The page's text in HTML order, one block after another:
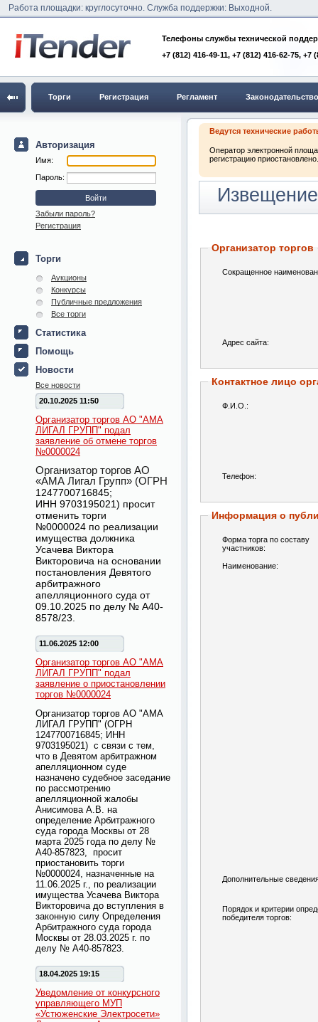
Работа площадки: круглосуточно. Служба поддержки: Выходной.
Телефоны службы технической
+7 (812) 416-49-11, +7 (812) 416-62-75, +7
Торги Регистрация Регламент Законодательство
Авторизация
Имя:
Пароль:
Забыли пароль?
Регистрация
Торги
Аукционы
Конкурсы
Публичные предложения
Все торги
Статистика
Помощь
Новости
Все новости
20.10.2025 11:50
Организатор торгов АО "АМА
ЛИГАЛ ГРУПП" подал
заявление об отмене торгов
№0000024
Организатор торгов АО
«АМА Лигал Групп» (ОГРН
1247700716845;
ИНН 9703195021) просит
отменить торги
№0000024 по реализации
имущества должника
Усачева Виктора
Викторовича на основании
постановления Девятого
арбитражного
апелляционного суда от
09.10.2025 по делу № А40-
8578/23.
11.06.2025 12:00
Организатор торгов АО "АМА
ЛИГАЛ ГРУПП" подал
заявление о приостановлении
торгов №0000024
Организатор торгов АО "АМА
ЛИГАЛ ГРУПП" (ОГРН
1247700716845; ИНН
9703195021) с связи с тем,
что в Девятом арбитражном
апелляционном суде
назначено судебное заседание
по рассмотрению
апелляционной жалобы
Анисимова А.В. на
определение Арбитражного
суда города Москвы от 28
марта 2025 года по делу №
А40-857823, просит
приостановить торги
№0000024, назначенные на
11.06.2025 г., по реализации
имущества Усачева Виктора
Викторовича до вступления в
законную силу Определения
Арбитражного суда города
Москвы от 28.03.2025 г. по
делу № А40-857823.
18.04.2025 19:15
Уведомление от конкурсного
управляющего МУП
«Устюженские Электросети»
Ведутся технические
Оператор электронной
регистрацию
Организатор торгов
Сокращенное
Адрес сайта:
Контактное лицо
Ф.И.О.:
Телефон:
Информация о
Форма торга по составу
участников:
Наименование:
Дополнительные
Порядок и критерии
победителя торгов: